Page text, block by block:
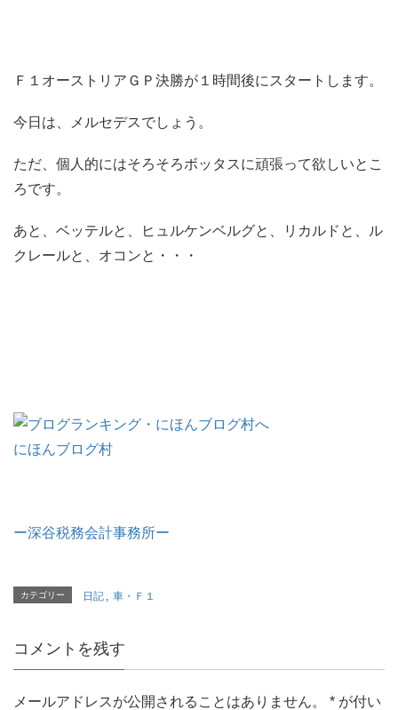
Ｆ１オーストリアＧＰ決勝が１時間後にスタートします。
今日は、メルセデスでしょう。
ただ、個人的にはそろそろボッタスに頑張って欲しいとこ
ろです。
あと、ベッテルと、ヒュルケンベルグと、リカルドと、ル
クレールと、オコンと・・・
にほんブログ村
ー深谷税務会計事務所ー
カテゴリー 日記 , 車・Ｆ１
コメントを残す
メールアドレスが公開されることはありません。 * が付い